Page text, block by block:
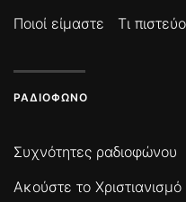
Ποιοί είμαστε Τι
ΡΑΔΙΌΦΩΝΟ
Συχνότητες ραδιοφώνου
Ακούστε το